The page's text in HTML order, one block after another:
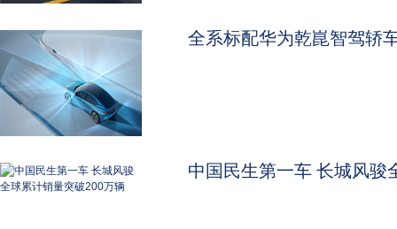
全系标配华为乾崑智驾轿车
中国民生第一车 长城风骏